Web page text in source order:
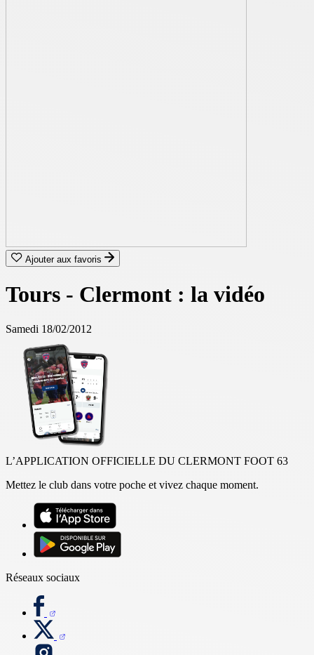
Ajouter aux favoris
Tours - Clermont : la vidéo
Samedi 18/02/2012
L’APPLICATION OFFICIELLE DU CLERMONT FOOT 63
Mettez le club dans votre poche et vivez chaque moment.
Réseaux sociaux